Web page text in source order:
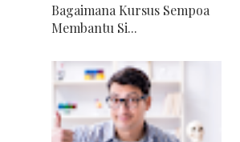
Bagaimana Kursus Sempoa
Membantu Si...